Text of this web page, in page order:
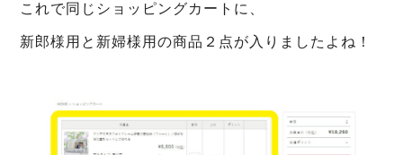
これで同じショッピングカートに、
新郎様用と新婦様用の商品２点が入りましたよね！